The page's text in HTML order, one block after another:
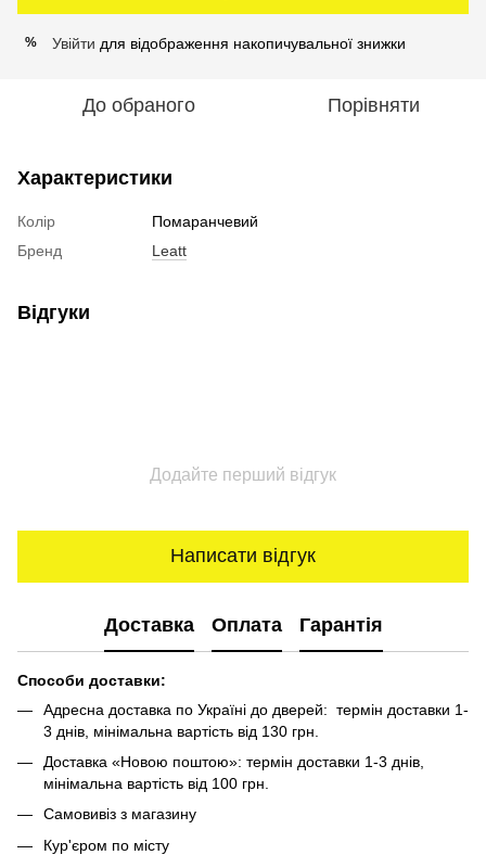
% Увійти для відображення накопичувальної знижки
До обраного Порівняти
Характеристики
Колір
Помаранчевий
Бренд
Leatt
Відгуки
Додайте перший відгук
Написати відгук
Доставка Оплата Гарантія
Способи доставки:
Адресна доставка по Україні до дверей: термін доставки 1-
3 днів, мінімальна вартість від 130 грн.
Доставка «Новою поштою»: термін доставки 1-3 днів,
мінімальна вартість від 100 грн.
Самовивіз з магазину
Кур'єром по місту